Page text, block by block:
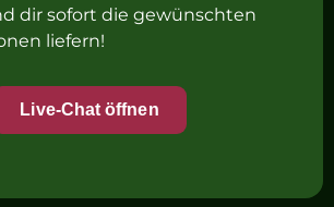
dir sofort die gewünschten
liefern!
Live-Chat öffnen